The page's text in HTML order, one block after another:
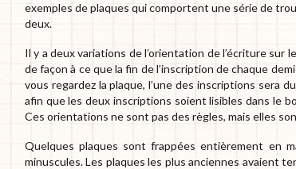
exemples de plaques qui comportent une série de
deux.
Il y a deux variations de l’orientation de l’écriture sur
de façon à ce que la fin de l’inscription de chaque
vous regardez la plaque, l’une des inscriptions sera
afin que les deux inscriptions soient lisibles dans le
Ces orientations ne sont pas des règles, mais elles
Quelques plaques sont frappées entièrement en
minuscules. Les plaques les plus anciennes avaient